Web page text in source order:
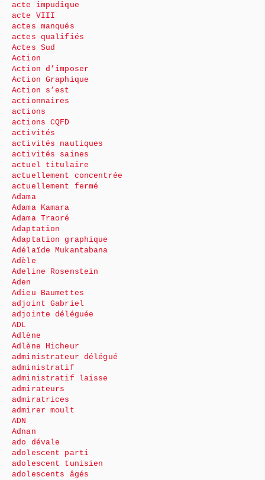
acte impudique
acte VIII
actes manqués
actes qualifiés
Actes Sud
Action
Action d’imposer
Action Graphique
Action s’est
actionnaires
actions
actions CQFD
activités
activités nautiques
activités saines
actuel titulaire
actuellement concentrée
actuellement fermé
Adama
Adama Kamara
Adama Traoré
Adaptation
Adaptation graphique
Adélaïde Mukantabana
Adèle
Adeline Rosenstein
Aden
Adieu Baumettes
adjoint Gabriel
adjointe déléguée
ADL
Adlène
Adlène Hicheur
administrateur délégué
administratif
administratif laisse
admirateurs
admiratrices
admirer moult
ADN
Adnan
ado dévale
adolescent parti
adolescent tunisien
adolescents âgés